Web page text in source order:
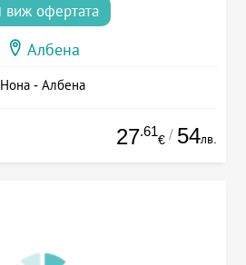
виж офертата
Албена
Нона - Албена
27.61
€ / 54лв.